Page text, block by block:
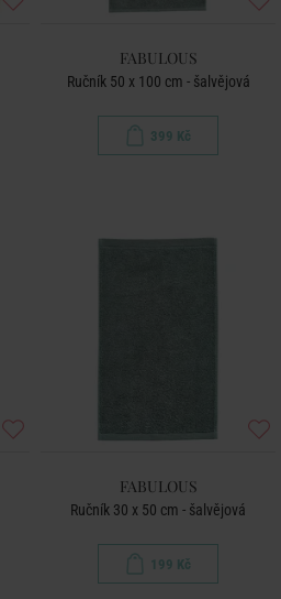
FABULOUS
Ručník 50 x 100 cm - šalvějová
399 Kč
FABULOUS
Ručník 30 x 50 cm - šalvějová
199 Kč